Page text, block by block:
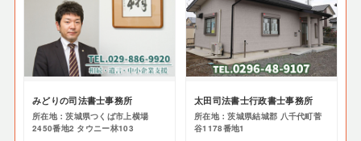
みどりの司法書士事務所
所在地：茨城県つくば市上横場
2450番地2 タウニー林103
太田司法書士行政書士事務所
所在地：茨城県結城郡 八千代町菅
谷1178番地1